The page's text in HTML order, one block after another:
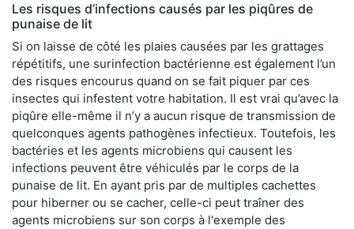
Les risques d’infections causés par les piqûres de
punaise de lit
Si on laisse de côté les plaies causées par les grattages
répétitifs, une surinfection bactérienne est également l’un
des risques encourus quand on se fait piquer par ces
insectes qui infestent votre habitation. Il est vrai qu’avec la
piqûre elle-même il n’y a aucun risque de transmission de
quelconques agents pathogènes infectieux. Toutefois, les
bactéries et les agents microbiens qui causent les
infections peuvent être véhiculés par le corps de la
punaise de lit. En ayant pris par de multiples cachettes
pour hiberner ou se cacher, celle-ci peut traîner des
agents microbiens sur son corps à l'exemple des